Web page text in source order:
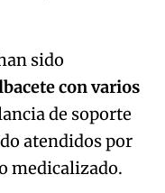
sido
con varios
de soporte
atendidos por
medicalizado.